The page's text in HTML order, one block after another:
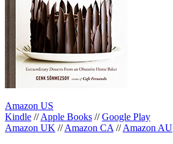
Amazon US
Kindle //Apple Books //Google Play
Amazon UK //Amazon CA //Amazon AU